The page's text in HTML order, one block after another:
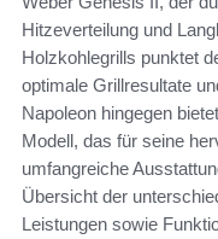
Hitzeverteilung und
Holzkohlegrills punktet
optimale Grillresultate
Napoleon hingegen
Modell, das für seine
umfangreiche
Übersicht der
Leistungen sowie